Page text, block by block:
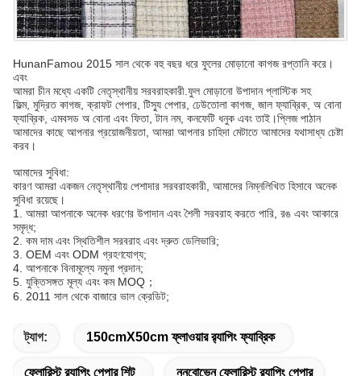
HunanFamou 2015 সাল থেকে বহু বছর ধরে ফুলের মোড়ানো কাগজ রপ্তানি করে।
এবং
আমরা চীন মধ্যে একটি নেতৃস্থানীয় সরবরাহকারী.ফুল মোড়ানো উপাদান প্লাস্টিক সহ
ফিল্ম, মুদ্রিত কাগজ, ক্রাফট পেপার, টিস্যু পেপার, ঢেউতোলা কাগজ, জাল ফ্যাব্রিক, অ বোনা
ফ্যাব্রিক, এমবসড অ বোনা এবং ফিতা, টান নম, কনফেটি ধনুক এবং তাই।প্লিজ পাঠান
আমাদের কাছে আপনার প্রয়োজনীয়তা, আমরা আপনার চাহিদা মেটাতে আমাদের যথাসাধ্য চেষ্টা
করব।
আমাদের সুবিধা:
কারণ আমরা একজন নেতৃস্থানীয় পেশাদার সরবরাহকারী, আমাদের নিম্নলিখিত হিসাবে অনেক
সুবিধা রয়েছে।
1. আমরা আপনাকে অনেক ধরণের উপাদান এবং শৈলী সরবরাহ করতে পারি, রঙ এবং আকারে
সমৃদ্ধ;
2. কম দাম এবং স্থিতিশীল সরবরাহ এবং দ্রুত ডেলিভারি;
3. OEM এবং ODM গ্রহণযোগ্য;
4. আপনাকে বিনামূল্যে নমুনা প্রদান;
5. যুক্তিসঙ্গত মূল্য এবং কম MOQ；
6. 2011 সাল থেকে বাজারে ভাল ক্রেডিট;
ট্যাগ: 150cmX50cm ফ্লাওয়ার র‌্যাপিং ফ্যাব্রিক
ফ্লোরিস্ট র‌্যাপিং পেপার শিট ননবোভেন ফ্লোরিস্ট র‌্যাপিং পেপার